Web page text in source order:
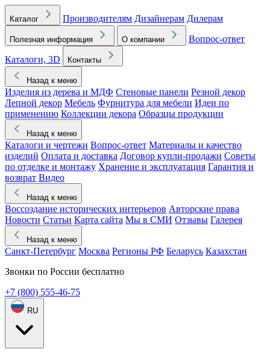
Каталог Производителям Дизайнерам Дилерам
Полезная информация О компании
Вопрос-ответ
Каталоги, 3D
Контакты
Назад к меню
Изделия из дерева и МДФ Стеновые панели Резной декор
Лепной декор Мебель Фурнитура для мебели Идеи по
применению Коллекции декора Образцы продукции
Назад к меню
Каталоги и чертежи Вопрос-ответ Материалы и качество
изделий Оплата и доставка Договор купли-продажи Советы
по отделке и монтажу Хранение и эксплуатация Гарантия и
возврат Видео
Назад к меню
Воссоздание исторических интерьеров Авторские права
Новости Статьи Карта сайта Мы в СМИ Отзывы Галерея
Назад к меню
Санкт-Петербург Москва Регионы РФ Беларусь Казахстан
Звонки по России бесплатно
+7 (800) 555-46-75
RU